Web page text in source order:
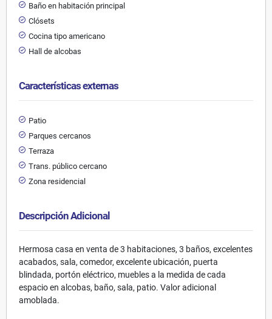
Baño en habitación principal
Clósets
Cocina tipo americano
Hall de alcobas
Características externas
Patio
Parques cercanos
Terraza
Trans. público cercano
Zona residencial
Descripción Adicional
Hermosa casa en venta de 3 habitaciones, 3 baños, excelentes
acabados, sala, comedor, excelente ubicación, puerta
blindada, portón eléctrico, muebles a la medida de cada
espacio en alcobas, baño, sala, patio. Valor adicional
amoblada.